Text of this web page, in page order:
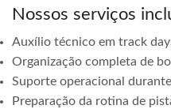
Nossos serviços
Auxílio técnico em track
Organização completa de
Suporte operacional durante
Preparação da rotina de